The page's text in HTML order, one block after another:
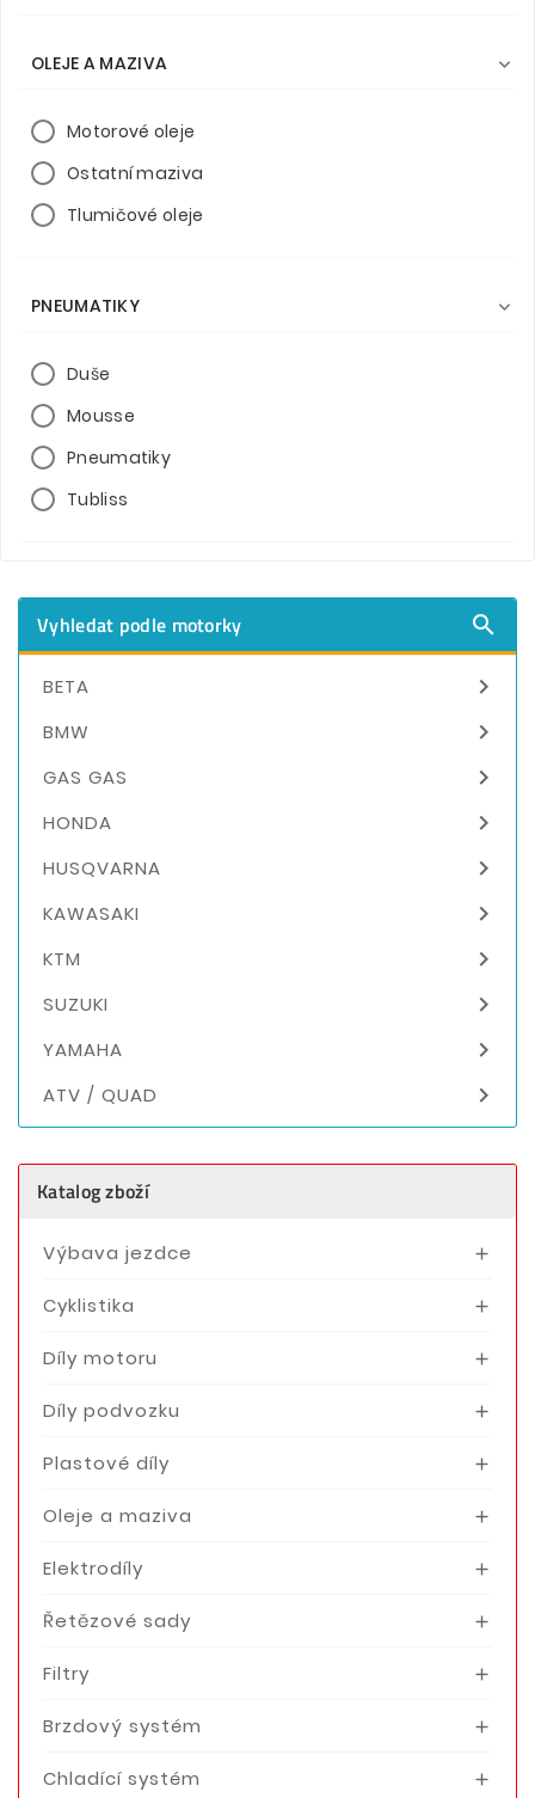
OLEJE A MAZIVA 
Motorové oleje
Ostatní maziva
Tlumičové oleje
PNEUMATIKY 
Duše
Mousse
Pneumatiky
Tubliss
Vyhledat podle motorky 
BETA 
BMW 
GAS GAS 
HONDA 
HUSQVARNA 
KAWASAKI 
KTM 
SUZUKI 
YAMAHA 
ATV / QUAD 
Katalog zboží
Výbava jezdce 
Cyklistika 
Díly motoru 
Díly podvozku 
Plastové díly 
Oleje a maziva 
Elektrodíly 
Řetězové sady 
Filtry 
Brzdový systém 
Chladící systém 